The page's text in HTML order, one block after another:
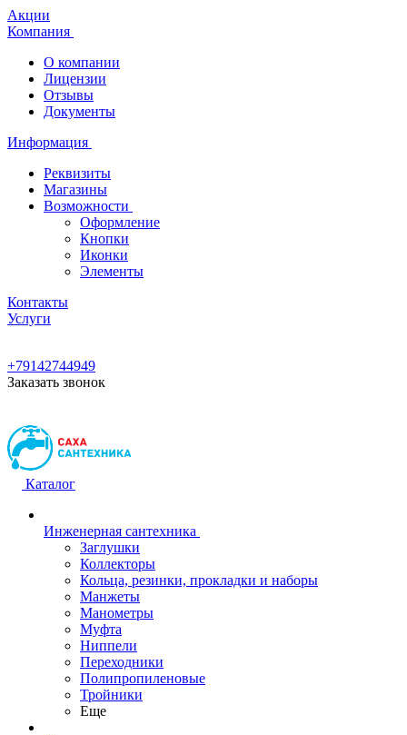
Акции
Компания
О компании
Лицензии
Отзывы
Документы
Информация
Реквизиты
Магазины
Возможности
Оформление
Кнопки
Иконки
Элементы
Контакты
Услуги
+79142744949
Заказать звонок
Каталог
Инженерная сантехника
Заглушки
Коллекторы
Кольца, резинки, прокладки и наборы
Манжеты
Манометры
Муфта
Ниппели
Переходники
Полипропиленовые
Тройники
Еще